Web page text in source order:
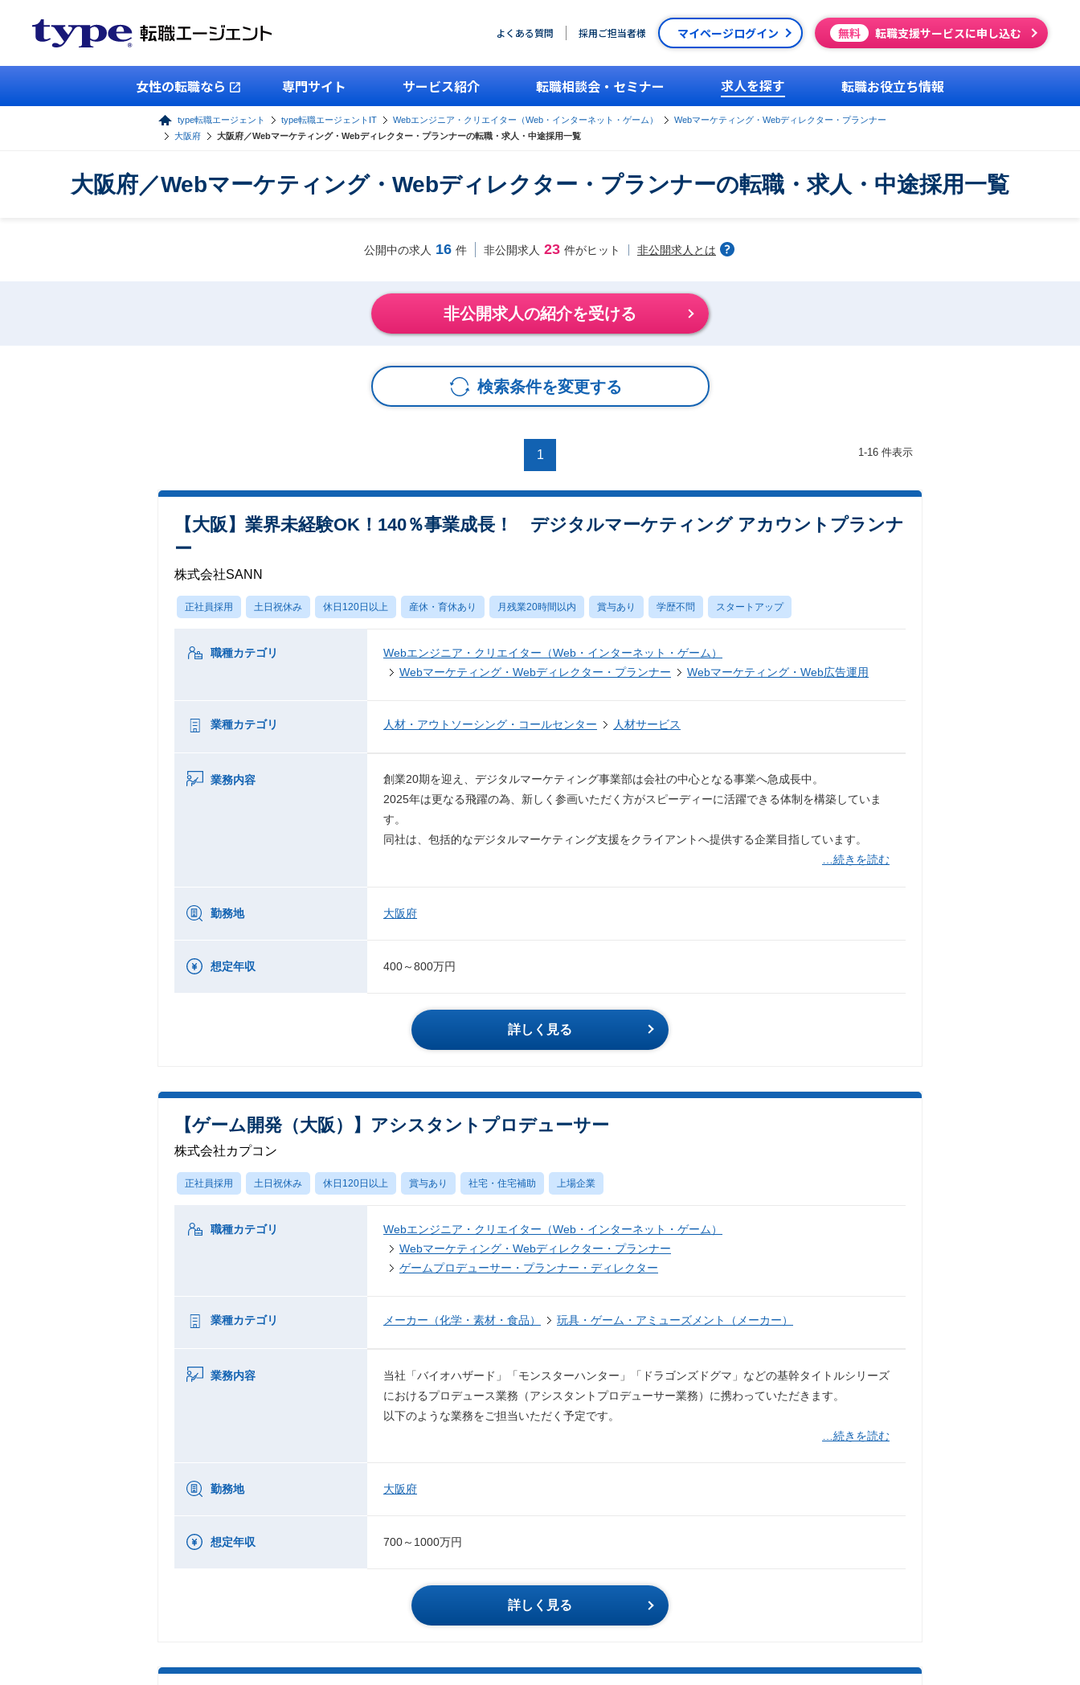
よくある質問 採用ご担当者様 マイページログイン 無料 転職支援サービスに申し込む
女性の転職なら 専門サイト サービス紹介 転職相談会・セミナー 求人を探す 転職お役立ち情報
type転職エージェント type転職エージェントIT Webエンジニア・クリエイター（Web・インターネット・ゲーム）
Webマーケティング・Webディレクター・プランナー
大阪府
大阪府／Webマーケティング・Webディレクター・プランナーの転職・求人・中途採用一覧
大阪府／Webマーケティング・Webディレクター・プランナーの転職・求人・中途採用一覧
公開中の求人 16 件 非公開求人 23 件がヒット 非公開求人とは
非公開求人の紹介を受ける
検索条件を変更する
1 1-16 件表示
【大阪】業界未経験OK！140％事業成長！ デジタルマーケティング アカウントプランナ
ー
株式会社SANN
正社員採用 土日祝休み 休日120日以上 産休・育休あり 月残業20時間以内 賞与あり 学歴不問 スタートアップ
職種カテゴリ
Webエンジニア・クリエイター（Web・インターネット・ゲーム）
Webマーケティング・Webディレクター・プランナー
Webマーケティング・Web広告運用
業種カテゴリ 人材・アウトソーシング・コールセンター 人材サービス
業務内容
創業20期を迎え、デジタルマーケティング事業部は会社の中心となる事業へ急成長中。
2025年は更なる飛躍の為、新しく参画いただく方がスピーディーに活躍できる体制を構築していま
す。
同社は、包括的なデジタルマーケティング支援をクライアントへ提供する企業目指しています。
…続きを読む
勤務地 大阪府
想定年収 400～800万円
詳しく見る
【ゲーム開発（大阪）】アシスタントプロデューサー
株式会社カプコン
正社員採用 土日祝休み 休日120日以上 賞与あり 社宅・住宅補助 上場企業
職種カテゴリ
Webエンジニア・クリエイター（Web・インターネット・ゲーム）
Webマーケティング・Webディレクター・プランナー
ゲームプロデューサー・プランナー・ディレクター
業種カテゴリ メーカー（化学・素材・食品） 玩具・ゲーム・アミューズメント（メーカー）
業務内容
当社「バイオハザード」「モンスターハンター」「ドラゴンズドグマ」などの基幹タイトルシリーズ
におけるプロデュース業務（アシスタントプロデューサー業務）に携わっていただきます。
以下のような業務をご担当いただく予定です。
…続きを読む
勤務地 大阪府
想定年収 700～1000万円
詳しく見る